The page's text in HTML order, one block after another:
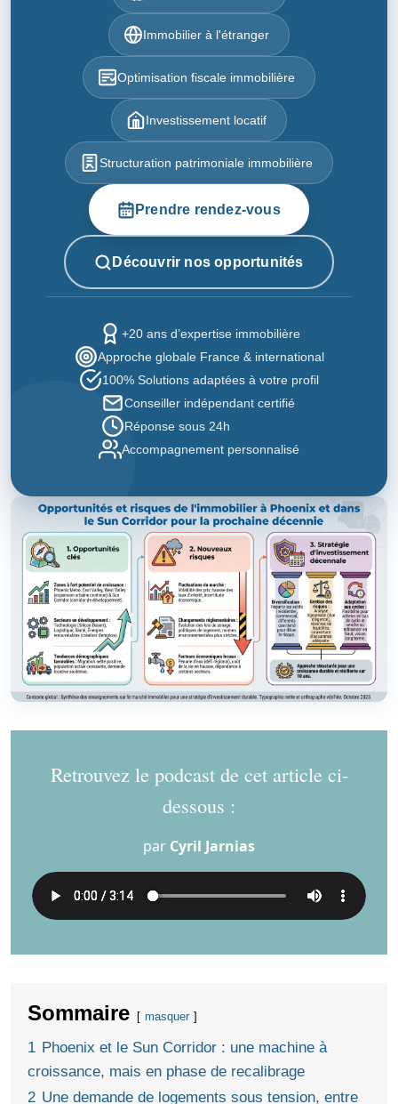
Immobilier à l'étranger
Optimisation fiscale immobilière
Investissement locatif
Structuration patrimoniale immobilière
Prendre rendez-vous
Découvrir nos opportunités
+20 ans d’expertise immobilière
Approche globale France & international
100% Solutions adaptées à votre profil
Conseiller indépendant certifié
Réponse sous 24h
Accompagnement personnalisé
Retrouvez le podcast de cet article ci-
dessous :
par Cyril Jarnias
Sommaire masquer
1 Phoenix et le Sun Corridor : une machine à
croissance, mais en phase de recalibrage
2 Une demande de logements sous tension, entre